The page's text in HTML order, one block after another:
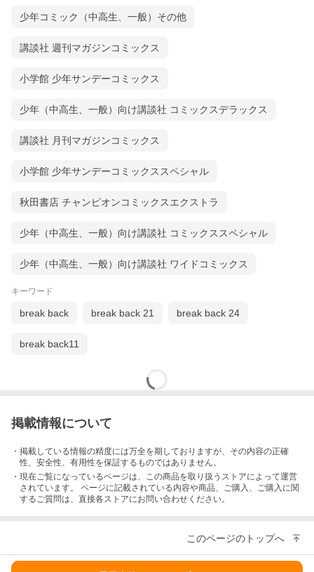
少年コミック（中高生、一般）その他
講談社 週刊マガジンコミックス
小学館 少年サンデーコミックス
少年（中高生、一般）向け講談社 コミックスデラックス
講談社 月刊マガジンコミックス
小学館 少年サンデーコミックススペシャル
秋田書店 チャンピオンコミックスエクストラ
少年（中高生、一般）向け講談社 コミックススペシャル
少年（中高生、一般）向け講談社 ワイドコミックス
キーワード
break back break back 21 break back 24
break back11
掲載情報について
・掲載している情報の精度には万全を期しておりますが、その内容の正確
性、安全性、有用性を保証するものではありません。
・現在ご覧になっているページは、この商品を取り扱うストアによって運営
されています。 ページに記載されている内容や商品、ご購入 、ご購入に関
するご質問は、直接各ストアにお問い合わせください。
このページのトップへ